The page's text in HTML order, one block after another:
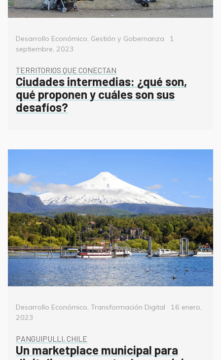
Categorías
Desarrollo Económico Gestión y Gobernanza
Posted
1
septiembre, 2023
TERRITORIOS QUE CONECTAN
Ciudades intermedias: ¿qué son,
qué proponen y cuáles son sus
desafíos?
Categorías
Desarrollo Económico, Transformación Digital
Posted
16 enero,
2023
PANGUIPULLI, CHILE
Un marketplace municipal para